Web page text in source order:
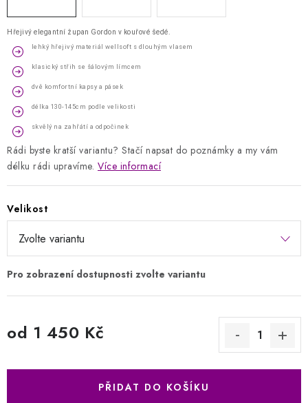
Hřejivý elegantní župan Gordon v kouřové šedé.
lehký hřejivý materiál wellsoft s dlouhým vlasem
klasický střih se šálovým límcem
dvě komfortní kapsy a pásek
délka 130-145cm podle velikosti
skvělý na zahřátí a odpočinek
Rádi byste kratší variantu? Stačí napsat do poznámky a my vám
délku rádi upravíme. Více informací
Velikost
od 1 450 Kč
PŘIDAT DO KOŠÍKU